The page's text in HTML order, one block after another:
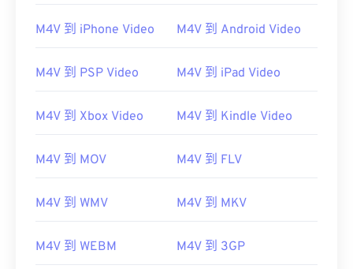
M4V 到 iPhone Video M4V 到 Android Video
M4V 到 PSP Video M4V 到 iPad Video
M4V 到 Xbox Video M4V 到 Kindle Video
M4V 到 MOV M4V 到 FLV
M4V 到 WMV M4V 到 MKV
M4V 到 WEBM M4V 到 3GP